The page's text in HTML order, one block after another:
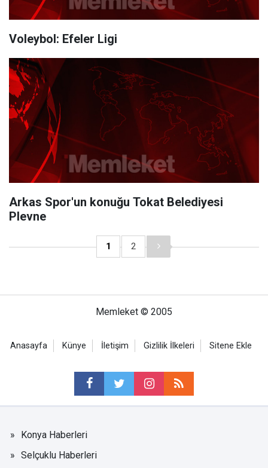
Voleybol: Efeler Ligi
Arkas Spor'un konuğu Tokat Belediyesi
Plevne
1 2
Memleket © 2005
Anasayfa Künye İletişim Gizlilik İlkeleri Sitene Ekle
Konya Haberleri
Selçuklu Haberleri